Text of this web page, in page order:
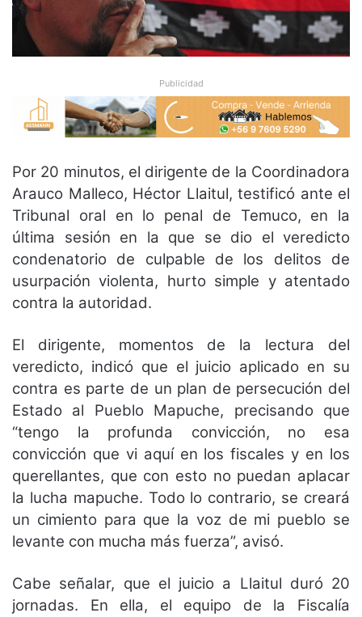
Publicidad
Por 20 minutos, el dirigente de la Coordinadora
Arauco Malleco, Héctor Llaitul, testificó ante el
Tribunal oral en lo penal de Temuco, en la
última sesión en la que se dio el veredicto
condenatorio de culpable de los delitos de
usurpación violenta, hurto simple y atentado
contra la autoridad.
El dirigente, momentos de la lectura del
veredicto, indicó que el juicio aplicado en su
contra es parte de un plan de persecución del
Estado al Pueblo Mapuche, precisando que
“tengo la profunda convicción, no esa
convicción que vi aquí en los fiscales y en los
querellantes, que con esto no puedan aplacar
la lucha mapuche. Todo lo contrario, se creará
un cimiento para que la voz de mi pueblo se
levante con mucha más fuerza”, avisó.
Cabe señalar, que el juicio a Llaitul duró 20
jornadas. En ella, el equipo de la Fiscalía